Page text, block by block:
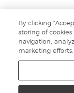
By clicking
storing of
navigation,
marketing efforts.